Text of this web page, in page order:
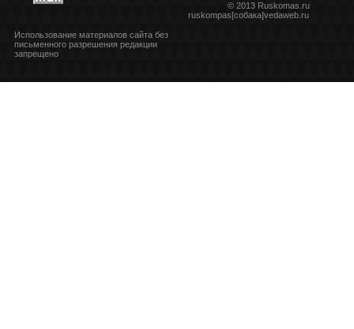
© 2013 Ruskomas.ru
ruskompas[собака]vedaweb.ru
Использование материалов сайта без
письменного разрешения редакции
запрещено